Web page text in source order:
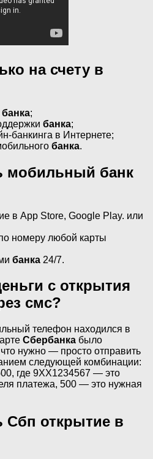
на счету в
банка;
банка;
банкинга в Интернете;
банка.
мобильный банк
в App Store, Google Play. или
номеру любой карты
банка 24/7.
с открытия
смс?
телефон находился в
Сбербанка было
нужно — просто отправить
следующей комбинации:
где 9XX1234567 — это
платежа, 500 — это нужная
Сбп открытие в